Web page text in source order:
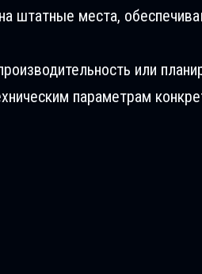
штатные места,
или
параметрам